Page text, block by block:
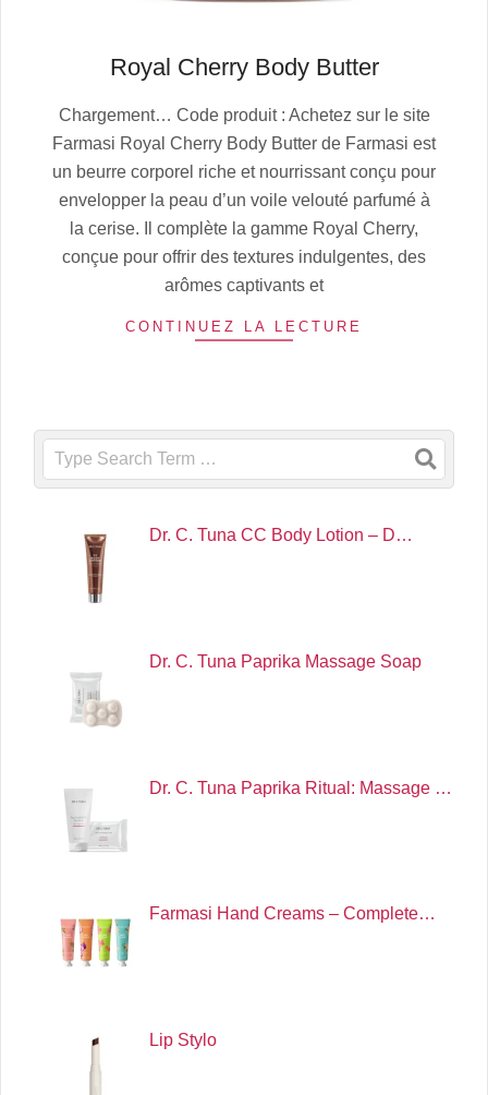
Royal Cherry Body Butter
10-
13
Chargement… Code produit : Achetez sur le site
Farmasi Royal Cherry Body Butter de Farmasi est
un beurre corporel riche et nourrissant conçu pour
envelopper la peau d’un voile velouté parfumé à
la cerise. Il complète la gamme Royal Cherry,
conçue pour offrir des textures indulgentes, des
arômes captivants et
CONTINUEZ LA LECTURE
Search
Dr. C. Tuna CC Body Lotion – D…
Dr. C. Tuna Paprika Massage Soap
Dr. C. Tuna Paprika Ritual: Massage …
Farmasi Hand Creams – Complete…
Lip Stylo